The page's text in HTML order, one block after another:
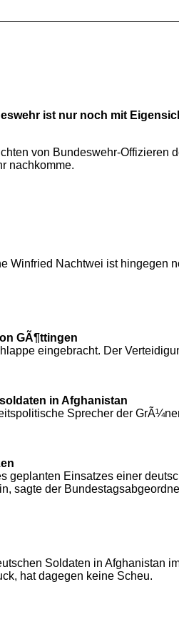
ist nur noch mit
von Bundeswehr-Offizieren
nachkomme.
Winfried Nachtwei ist hingegen
GÃ¶ttingen
eingebracht. Der
in Afghanistan
Sprecher der
geplanten Einsatzes einer
sagte der
Soldaten in Afghanistan
hat dagegen keine Scheu.